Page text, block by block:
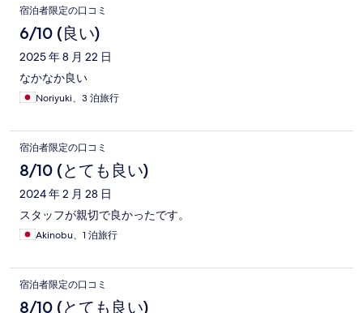
宿泊者限定の口コミ
6/10 (良い)
2025 年 8 月 22 日
なかなか良い
Noriyuki、3 泊旅行
宿泊者限定の口コミ
8/10 (とても良い)
2024 年 2 月 28 日
スタッフが親切で良かったです。
Akinobu、1 泊旅行
宿泊者限定の口コミ
8/10 (とても良い)